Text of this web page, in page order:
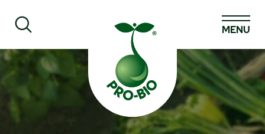
Prohledat PRO-BIO
MENU